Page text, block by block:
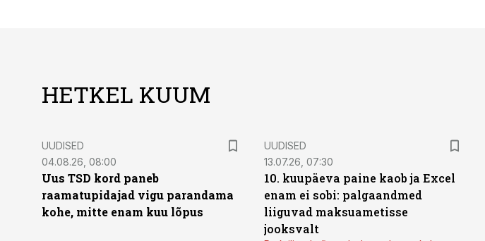
HETKEL KUUM
UUDISED
04.08.26, 08:00
Uus TSD kord paneb
raamatupidajad vigu parandama
kohe, mitte enam kuu lõpus
UUDISED
13.07.26, 07:30
10. kuupäeva paine kaob ja Excel
enam ei sobi: palgaandmed
liiguvad maksuametisse
jooksvalt